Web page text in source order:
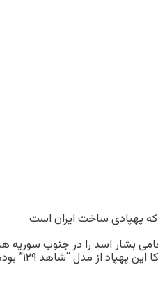
بشار اسد را در جنوب سوریه
قرار داده و سرنگون کرده است. بنا به اعلام